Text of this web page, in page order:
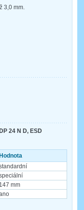
3,0 mm.
24 N D, ESD
Hodnota
147 mm